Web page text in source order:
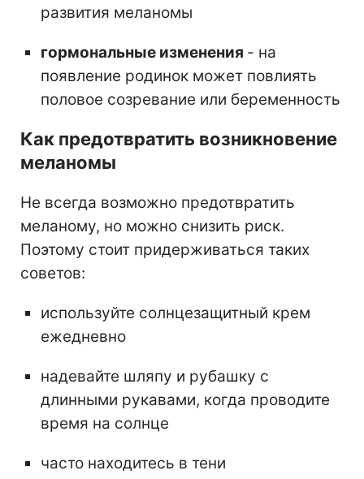
развития меланомы
гормональные изменения - на
появление родинок может повлиять
половое созревание или беременность
Как предотвратить возникновение
меланомы
Не всегда возможно предотвратить
меланому, но можно снизить риск.
Поэтому стоит придерживаться таких
советов:
используйте солнцезащитный крем
ежедневно
надевайте шляпу и рубашку с
длинными рукавами, когда проводите
время на солнце
часто находитесь в тени